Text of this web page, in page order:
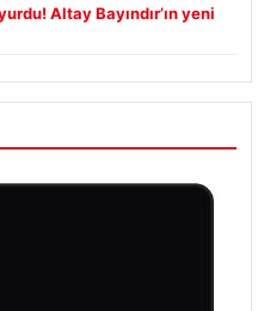
Altay Bayındır’ın yeni